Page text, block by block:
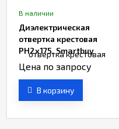
В наличии
Диэлектрическая
отвертка крестовая
PH2x175, Smartbuy
Цена по запросу
В корзину